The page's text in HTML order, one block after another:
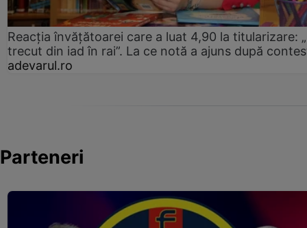
Reacția învățătoarei care a luat 4,90 la titularizare:
trecut din iad în rai”. La ce notă a ajuns după
adevarul.ro
Parteneri